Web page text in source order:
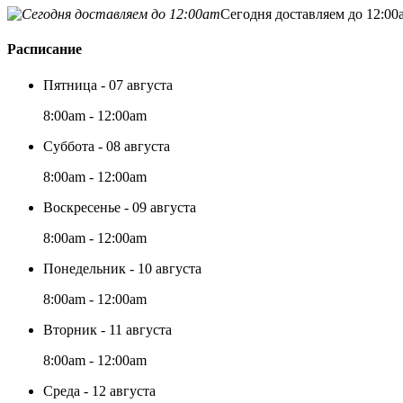
Сегодня доставляем до
Расписание
Пятница - 07 августа
8:00am - 12:00am
Суббота - 08 августа
8:00am - 12:00am
Воскресенье - 09 августа
8:00am - 12:00am
Понедельник - 10 августа
8:00am - 12:00am
Вторник - 11 августа
8:00am - 12:00am
Среда - 12 августа